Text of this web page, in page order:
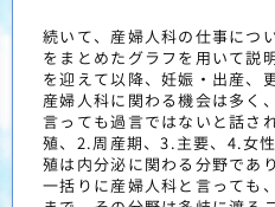
続いて、産婦人科の仕事につ
をまとめたグラフを用いて説
を迎えて以降、妊娠・出産、
産婦人科に関わる機会は多く
言っても過言ではないと話さ
殖、2.周産期、3.主要、4.女
殖は内分泌に関わる分野であ
一括りに産婦人科と言っても